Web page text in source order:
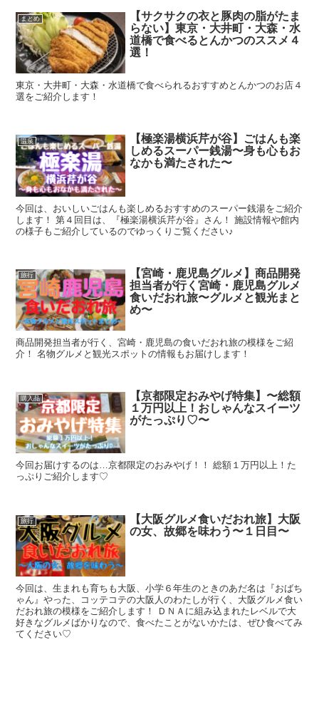
まとめ
【サクサクの衣と豚肉の脂がたま
らない】東京・大井町・大森・水
道橋で食べるとんかつのススメ４
選！
東京・大井町・大森・水道橋で食べられるおすすめとんかつのお店４
選をご紹介します！
温泉
【極楽湯横浜芹が谷】ごはんも楽
しめるスーパー銭湯〜身も心もお
なかも満たされた〜
今回は、おいしいごはんも楽しめるおすすめのスーパー銭湯をご紹介
します！ 第４回目は、『極楽湯横浜芹が谷』さん！ 施設情報や館内
の様子もご紹介しているのでゆっくりご覧ください♪
旅行
【宮崎・鹿児島グルメ】商品開発
担当者が行く宮崎・鹿児島グルメ
食いだおれ旅〜グルメと観光まと
め〜
商品開発担当者が行く、宮崎・鹿児島の食いだおれ旅の模様をご紹
介！ 名物グルメと観光スポットの情報もお届けします！
購入品
【京都限定おみやげ特集】〜総額
１万円以上！おしゃんなスイーツ
がたっぷり♡〜
今回お届けするのは…京都限定のおみやげ！！ 総額１万円以上！た
っぷりご紹介します♡
旅行
【大阪グルメ食いだおれ旅】大阪
の女、故郷を味わう〜１日目〜
今回は、生まれも育ちも大阪、小学６年生のときのあだ名は『おばち
ゃん』やった、コッテコテの大阪人のわたしが行く、大阪グルメ食い
だおれ旅の模様をご紹介します！ ＤＮＡに組み込まれたレベルで大
好きなグルメばかりなので、食べたことがないかたは、ぜひ食べてみ
てください♡